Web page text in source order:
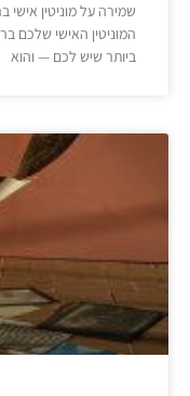
שמירה על מוניטין
המוניטין האישי שלכם
ביותר שיש לכם — והוא